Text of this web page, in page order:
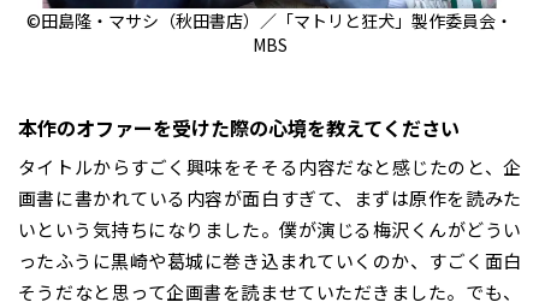
©田島隆・マサシ（秋田書店）／「マトリと狂犬」製作委員会・
MBS
――本作のオファーを受けた際の心境を教えてください
タイトルからすごく興味をそそる内容だなと感じたのと、企
画書に書かれている内容が面白すぎて、まずは原作を読みた
いという気持ちになりました。僕が演じる梅沢くんがどうい
ったふうに黒崎や葛城に巻き込まれていくのか、すごく面白
そうだなと思って企画書を読ませていただきました。でも、